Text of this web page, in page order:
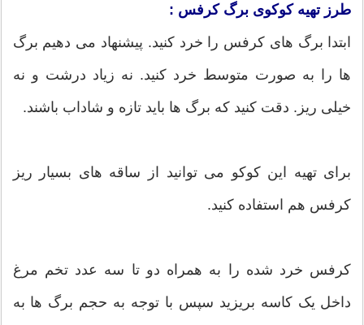
طرز تهیه کوکوی برگ کرفس :
ابتدا برگ های کرفس را خرد کنید. پیشنهاد می دهیم برگ
ها را به صورت متوسط خرد کنید. نه زیاد درشت و نه
خیلی ریز. دقت کنید که برگ ها باید تازه و شاداب باشند.
برای تهیه این کوکو می توانید از ساقه های بسیار ریز
کرفس هم استفاده کنید.
کرفس خرد شده را به همراه دو تا سه عدد تخم مرغ
داخل یک کاسه بریزید سپس با توجه به حجم برگ ها به